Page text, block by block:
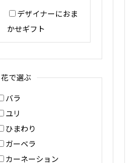
デザイナーにおま
かせギフト
花で選ぶ
バラ
ユリ
ひまわり
ガーベラ
カーネーション